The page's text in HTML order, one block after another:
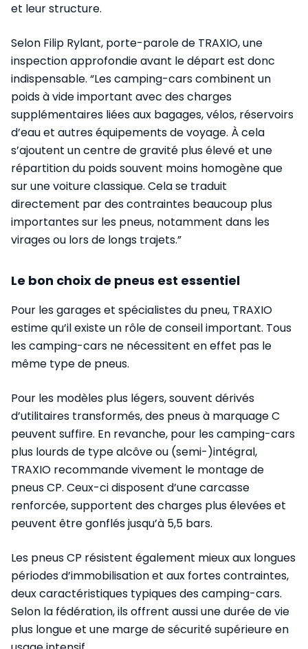
et leur structure.
Selon Filip Rylant, porte-parole de TRAXIO, une
inspection approfondie avant le départ est donc
indispensable. “Les camping-cars combinent un
poids à vide important avec des charges
supplémentaires liées aux bagages, vélos, réservoirs
d’eau et autres équipements de voyage. À cela
s’ajoutent un centre de gravité plus élevé et une
répartition du poids souvent moins homogène que
sur une voiture classique. Cela se traduit
directement par des contraintes beaucoup plus
importantes sur les pneus, notamment dans les
virages ou lors de longs trajets.”
Le bon choix de pneus est essentiel
Pour les garages et spécialistes du pneu, TRAXIO
estime qu’il existe un rôle de conseil important. Tous
les camping-cars ne nécessitent en effet pas le
même type de pneus.
Pour les modèles plus légers, souvent dérivés
d’utilitaires transformés, des pneus à marquage C
peuvent suffire. En revanche, pour les camping-cars
plus lourds de type alcôve ou (semi-)intégral,
TRAXIO recommande vivement le montage de
pneus CP. Ceux-ci disposent d’une carcasse
renforcée, supportent des charges plus élevées et
peuvent être gonflés jusqu’à 5,5 bars.
Les pneus CP résistent également mieux aux longues
périodes d’immobilisation et aux fortes contraintes,
deux caractéristiques typiques des camping-cars.
Selon la fédération, ils offrent aussi une durée de vie
plus longue et une marge de sécurité supérieure en